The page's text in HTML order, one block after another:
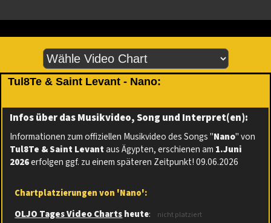
Tul8Te & Saint Levant - Nano:
Infos über das Musikvideo, Song und Interpret(en):
Informationen zum offiziellen Musikvideo des Songs "Nano" von
Tul8Te & Saint Levantaus Ägypten, erschienen am 1.Juni
2026erfolgen ggf. zu einem späteren Zeitpunkt! 09.06.2026
Chartplatzierungen von 'Nano':
OLJO Tages Video Chartsheute: nicht platziert